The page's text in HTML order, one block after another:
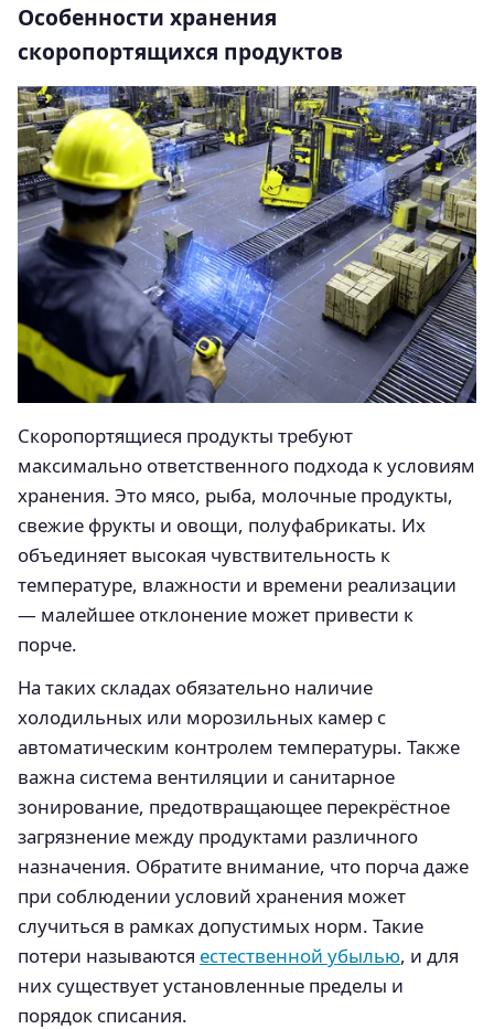
Особенности хранения
скоропортящихся продуктов
Скоропортящиеся продукты требуют
максимально ответственного подхода к условиям
хранения. Это мясо, рыба, молочные продукты,
свежие фрукты и овощи, полуфабрикаты. Их
объединяет высокая чувствительность к
температуре, влажности и времени реализации
— малейшее отклонение может привести к
порче.
На таких складах обязательно наличие
холодильных или морозильных камер с
автоматическим контролем температуры. Также
важна система вентиляции и санитарное
зонирование, предотвращающее перекрёстное
загрязнение между продуктами различного
назначения. Обратите внимание, что порча даже
при соблюдении условий хранения может
случиться в рамках допустимых норм. Такие
потери называются естественной убылью, и для
них существует установленные пределы и
порядок списания.